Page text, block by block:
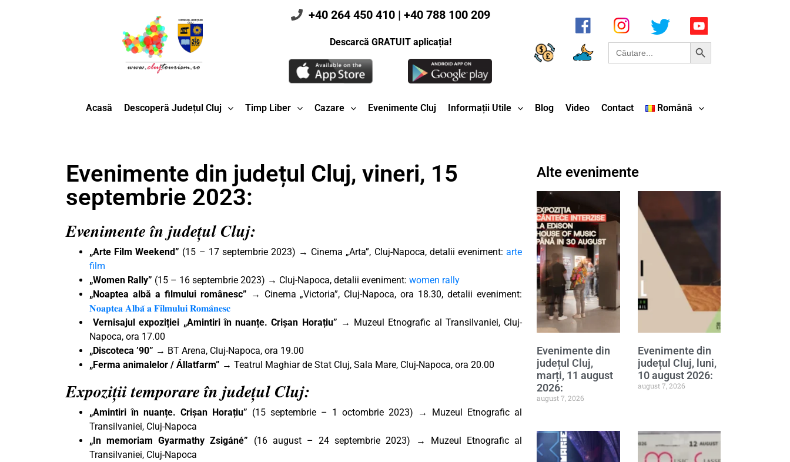
+40 264 450 410 | +40 788 100 209
Descarcă GRATUIT aplicația! Search
for:
Search Button
Acasă Descoperă Județul Cluj Timp Liber Cazare Evenimente Cluj Informații Utile Blog Video Contact Română
Evenimente din județul Cluj, vineri, 15
septembrie 2023:
Evenimente în județul Cluj:
„Arte Film Weekend” (15 – 17 septembrie 2023) → Cinema „Arta”, Cluj-Napoca, detalii eveniment:arte
film
„Women Rally” (15 – 16 septembrie 2023) → Cluj-Napoca, detalii eveniment: women rally
„Noaptea albă a filmului românesc” → Cinema „Victoria”, Cluj-Napoca, ora 18.30, detalii eveniment:
𝐍𝐨𝐚𝐩𝐭𝐞𝐚 𝐀𝐥𝐛𝐚̆ 𝐚 𝐅𝐢𝐥𝐦𝐮𝐥𝐮𝐢 𝐑𝐨𝐦𝐚̂𝐧𝐞𝐬𝐜
Vernisajul expoziției „Amintiri în nuanțe. Crișan Horațiu” → Muzeul Etnografic al Transilvaniei, Cluj-
Napoca, ora 17.00
„Discoteca ’90” → BT Arena, Cluj-Napoca, ora 19.00
„Ferma animalelor / Állatfarm” → Teatrul Maghiar de Stat Cluj, Sala Mare, Cluj-Napoca, ora 20.00
Expoziții temporare în județul Cluj:
„Amintiri în nuanțe. Crișan Horațiu” (15 septembrie – 1 octombrie 2023) →
Muzeul Etnografic al
Transilvaniei, Cluj-Napoca
„In memoriam Gyarmathy Zsigáné” (16 august – 24 septembrie 2023) → Muzeul Etnografic al
Transilvaniei, Cluj-Napoca
Alte evenimente
Evenimente din
județul Cluj,
marți, 11 august
2026:
august 7, 2026
Evenimente din
județul Cluj, luni,
10 august 2026:
august 7, 2026